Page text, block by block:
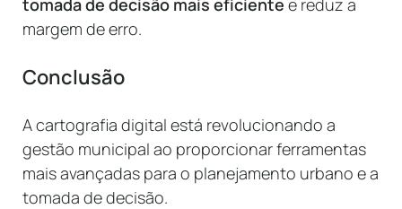
margem de erro.
Conclusão
A cartografia digital está revolucionando a
gestão municipal ao proporcionar ferramentas
mais avançadas para o planejamento urbano e a
tomada de decisão.